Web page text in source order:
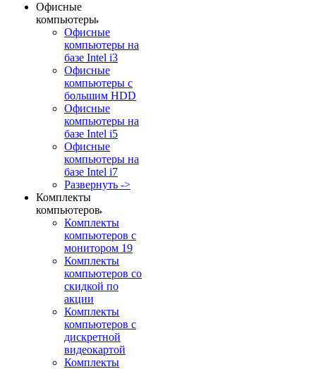
Офисные
компьютеры
Офисные
компьютеры на
базе Intel i3
Офисные
компьютеры с
большим HDD
Офисные
компьютеры на
базе Intel i5
Офисные
компьютеры на
базе Intel i7
Развернуть ->
Комплекты
компьютеров
Комплекты
компьютеров с
монитором 19
Комплекты
компьютеров со
скидкой по
акции
Комплекты
компьютеров с
дискретной
видеокартой
Комплекты